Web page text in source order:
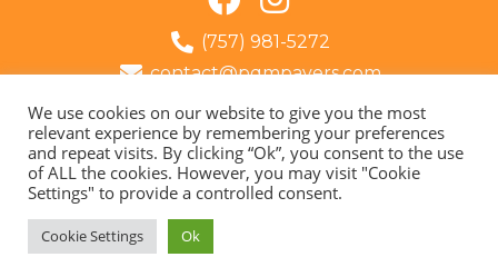
(757) 981-5272
contact@pqmpavers.com
Norfolk, VA
© 2022 PQM Pavers – All Rights Reserved | Developed by:
Trajetória Do Sucesso
We use cookies on our website to give you the most
relevant experience by remembering your preferences
and repeat visits. By clicking “Ok”, you consent to the use
of ALL the cookies. However, you may visit "Cookie
Settings" to provide a controlled consent.
Cookie Settings Ok